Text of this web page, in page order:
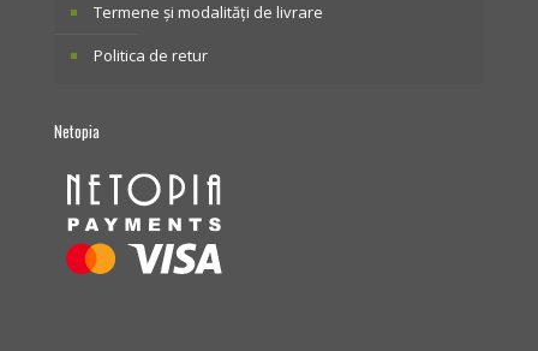
Termene și modalități de livrare
Politica de retur
Netopia